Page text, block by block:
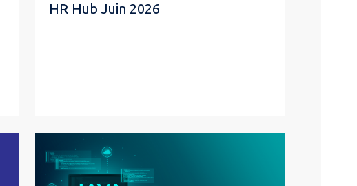
HR Hub Juin 2026